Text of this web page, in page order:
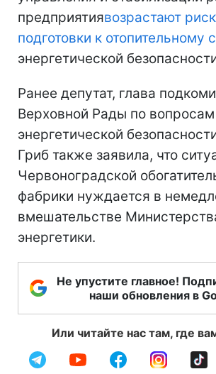
предприятиявозрастают
подготовки к отопительному
энергетической
Ранее депутат, глава
Верховной Рады по вопросам
энергетической
Гриб также заявила, что
Червоноградской
фабрики нуждается в
вмешательстве
энергетики.
Не упустите главное!
наши обновления в
Или читайте нас там, где